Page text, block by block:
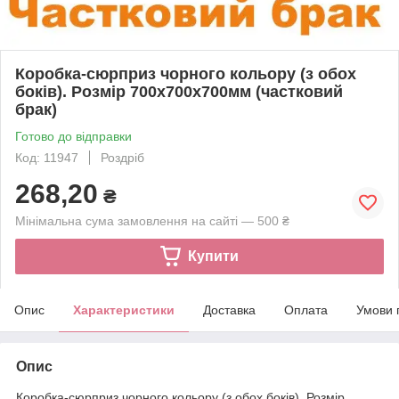
Коробка-сюрприз чорного кольору (з обох
боків). Розмір 700х700х700мм (частковий
брак)
Готово до відправки
Код: 11947
Роздріб
268,20 ₴
Мінімальна сума замовлення на сайті — 500 ₴
Купити
Опис Характеристики Доставка Оплата Умови
Опис